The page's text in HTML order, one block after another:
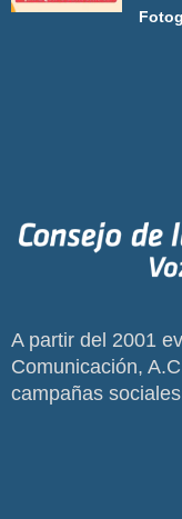
A partir del 2001
Comunicación,
campañas